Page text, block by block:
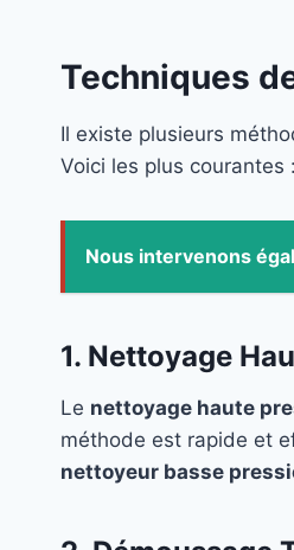
Techniques
Il existe plusieurs
Voici les plus courantes :
Nous intervenons
1. Nettoyage
Le nettoyage haute
méthode est rapide et
nettoyeur basse